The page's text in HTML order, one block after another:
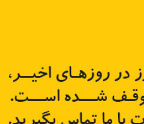
استارت تندر۹۰، ساندرو
کد قطعه:8200266777